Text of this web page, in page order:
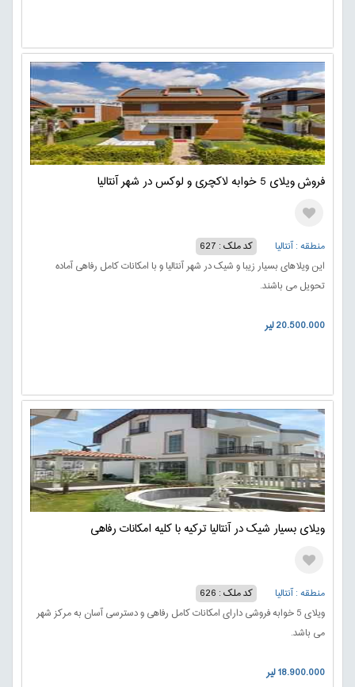
فروش ویلای 5 خوابه لاکچری و لوکس در شهر آنتالیا
منطقه : آنتالیا
کد ملک : 627
این ویلاهای بسیار زیبا و شیک در شهر آنتالیا و با امکانات کامل رفاهی آماده
تحویل می باشند.
20.500.000 لیر
ویلای بسیار شیک در آنتالیا ترکیه با کلیه امکانات رفاهی
منطقه : آنتالیا
کد ملک : 626
ویلای 5 خوابه فروشی دارای امکانات کامل رفاهی و دسترسی آسان به مرکز شهر
می باشد.
18.900.000 لیر